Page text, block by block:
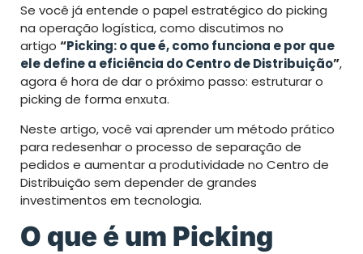
Se você já entende o papel estratégico do picking
na operação logística, como discutimos no
artigo “Picking: o que é, como funciona e por que
ele define a eficiência do Centro de Distribuição”,
agora é hora de dar o próximo passo: estruturar o
picking de forma enxuta.
Neste artigo, você vai aprender um método prático
para redesenhar o processo de separação de
pedidos e aumentar a produtividade no Centro de
Distribuição sem depender de grandes
investimentos em tecnologia.
O que é um Picking